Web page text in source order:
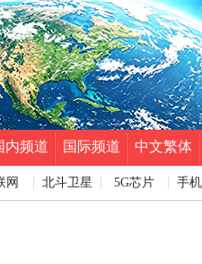
内频道 国际频道 中文繁体
网 北斗卫星 5G芯片 手